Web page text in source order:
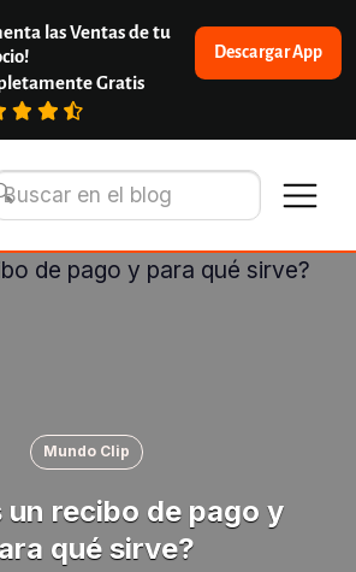
las Ventas de tu
Gratis
Descargar App
Mundo Clip
un recibo de pago y
qué sirve?